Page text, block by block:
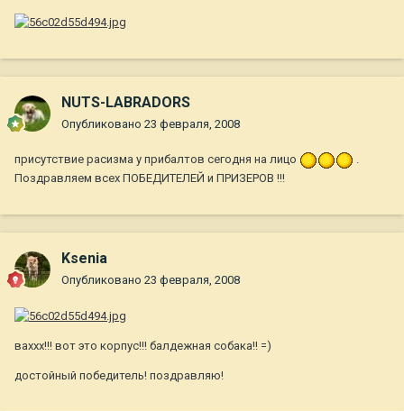
NUTS-LABRADORS
Опубликовано 23 февраля, 2008
присутствие расизма у прибалтов сегодня на лицо
.
Поздравляем всех ПОБЕДИТЕЛЕЙ и ПРИЗЕРОВ !!!
Ksenia
Опубликовано 23 февраля, 2008
ваххх!!! вот это корпус!!! балдежная собака!! =)
достойный победитель! поздравляю!